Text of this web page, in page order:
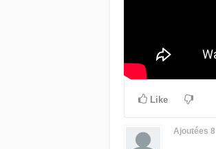
Like
Ajoutées